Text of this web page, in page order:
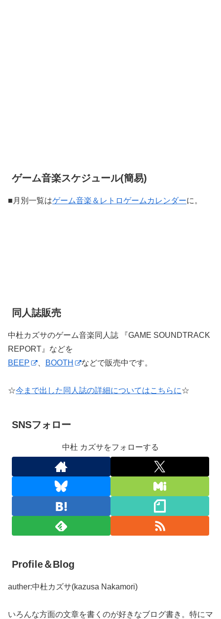
ゲーム音楽スケジュール(簡易)
■月別一覧はゲーム音楽＆レトロゲームカレンダーに。
同人誌販売
中杜カズサのゲーム音楽同人誌 『GAME SOUNDTRACK
REPORT』などを
BEEP
BOOTH などで販売中です。
☆今まで出した同人誌の詳細についてはこちらに☆
SNSフォロー
中杜 カズサをフォローする
Profile＆Blog
auther:中杜カズサ(kazusa Nakamori)
いろんな方面の文章を書くのが好きなブログ書き。特にマ